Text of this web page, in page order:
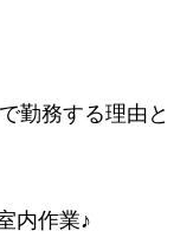
勤務する理由と
内作業♪